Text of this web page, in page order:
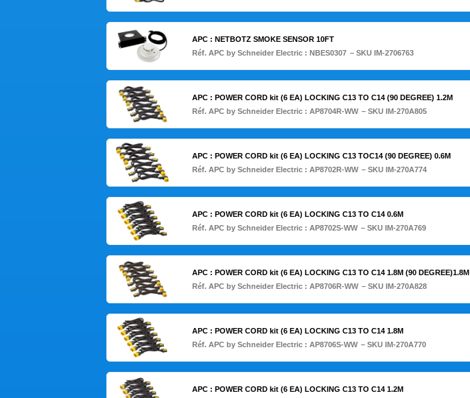
APC : NETBOTZ SMOKE SENSOR 10FT
Réf. APC by Schneider Electric : NBES0307 – SKU IM-2706763
APC : POWER CORD kit (6 EA) LOCKING C13 TO C14 (90 DEGREE) 1.2M
Réf. APC by Schneider Electric : AP8704R-WW – SKU IM-270A805
APC : POWER CORD kit (6 EA) LOCKING C13 TOC14 (90 DEGREE) 0.6M
Réf. APC by Schneider Electric : AP8702R-WW – SKU IM-270A774
APC : POWER CORD kit (6 EA) LOCKING C13 TO C14 0.6M
Réf. APC by Schneider Electric : AP8702S-WW – SKU IM-270A769
APC : POWER CORD kit (6 EA) LOCKING C13 TO C14 1.8M (90 DEGREE)1.8M
Réf. APC by Schneider Electric : AP8706R-WW – SKU IM-270A828
APC : POWER CORD kit (6 EA) LOCKING C13 TO C14 1.8M
Réf. APC by Schneider Electric : AP8706S-WW – SKU IM-270A770
APC : POWER CORD kit (6 EA) LOCKING C13 TO C14 1.2M